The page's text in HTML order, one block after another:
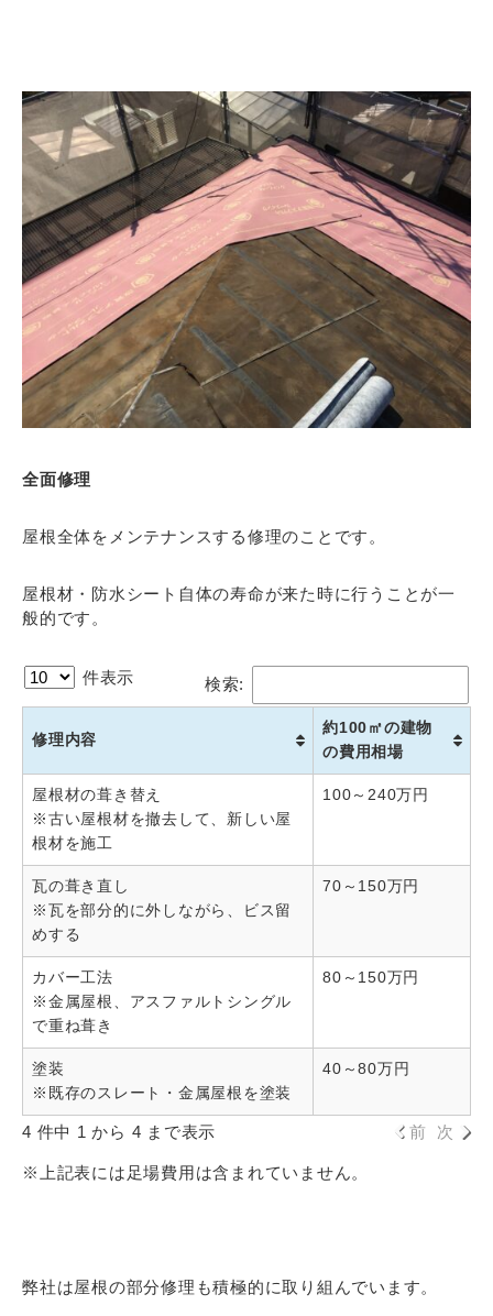
全面修理
屋根全体をメンテナンスする修理のことです。
屋根材・防水シート自体の寿命が来た時に行うことが一
般的です。
件表示 検索:
修理内容
約100㎡の建物
の費用相場
屋根材の葺き替え
※古い屋根材を撤去して、新しい屋
根材を施工
100～240万円
瓦の葺き直し
※瓦を部分的に外しながら、ビス留
めする
70～150万円
カバー工法
※金属屋根、アスファルトシングル
で重ね葺き
80～150万円
塗装
※既存のスレート・金属屋根を塗装
40～80万円
4 件中 1 から 4 まで表示 前 次
※上記表には足場費用は含まれていません。
弊社は屋根の部分修理も積極的に取り組んでいます。